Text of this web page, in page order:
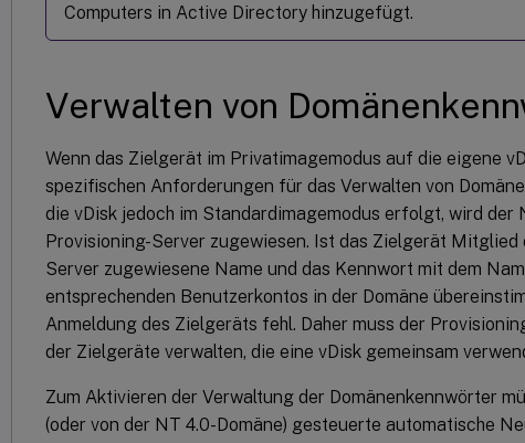
Computers in Active Directory hinzugefügt.
Verwalten von
Wenn das Zielgerät im Privatimagemodus auf die eigene
spezifischen Anforderungen für das Verwalten von
die vDisk jedoch im Standardimagemodus erfolgt, wird der
Provisioning-Server zugewiesen. Ist das Zielgerät Mitglied
Server zugewiesene Name und das Kennwort mit dem
entsprechenden Benutzerkontos in der Domäne
Anmeldung des Zielgeräts fehl. Daher muss der
der Zielgeräte verwalten, die eine vDisk gemeinsam
Zum Aktivieren der Verwaltung der Domänenkennwörter
(oder von der NT 4.0-Domäne) gesteuerte automatische